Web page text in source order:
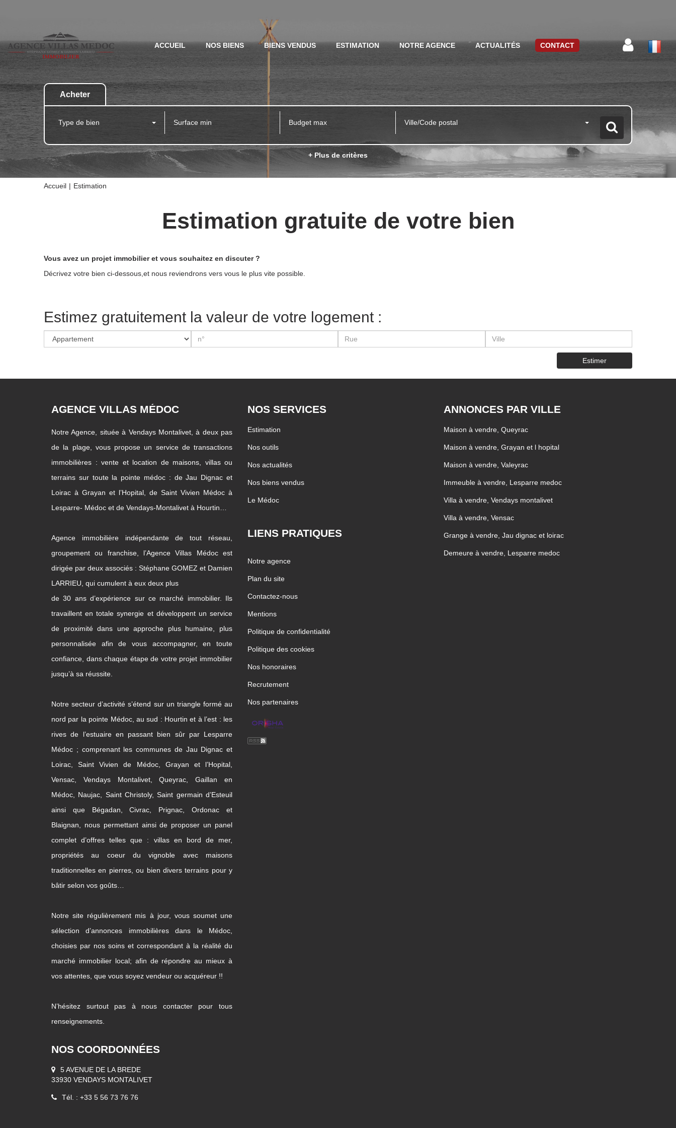
ACCUEIL NOS BIENS BIENS VENDUS ESTIMATION NOTRE AGENCE ACTUALITÉS CONTACT
Acheter
Type de bien Ville/Code postal
+ Plus de critères
Accueil Estimation
Estimation gratuite de votre bien
Vous avez un projet immobilier et vous souhaitez en discuter ?
Décrivez votre bien ci-dessous,et nous reviendrons vers vous le plus vite possible.
Estimez gratuitement la valeur de votre logement :
Estimer
AGENCE VILLAS MÉDOC
Notre Agence, située à Vendays Montalivet, à deux pas
de la plage, vous propose un service de transactions
immobilières : vente et location de maisons, villas ou
terrains sur toute la pointe médoc : de Jau Dignac et
Loirac à Grayan et l’Hopital, de Saint Vivien Médoc à
Lesparre- Médoc et de Vendays-Montalivet à Hourtin…
Agence immobilière indépendante de tout réseau,
groupement ou franchise, l’Agence Villas Médoc est
dirigée par deux associés : Stéphane GOMEZ et Damien
LARRIEU, qui cumulent à eux deux plus
de 30 ans d’expérience sur ce marché immobilier. Ils
travaillent en totale synergie et développent un service
de proximité dans une approche plus humaine, plus
personnalisée afin de vous accompagner, en toute
confiance, dans chaque étape de votre projet immobilier
jusqu’à sa réussite.
Notre secteur d’activité s’étend sur un triangle formé au
nord par la pointe Médoc, au sud : Hourtin et à l’est : les
rives de l’estuaire en passant bien sûr par Lesparre
Médoc ; comprenant les communes de Jau Dignac et
Loirac, Saint Vivien de Médoc, Grayan et l’Hopital,
Vensac, Vendays Montalivet, Queyrac, Gaillan en
Médoc, Naujac, Saint Christoly, Saint germain d’Esteuil
ainsi que Bégadan, Civrac, Prignac, Ordonac et
Blaignan, nous permettant ainsi de proposer un panel
complet d’offres telles que : villas en bord de mer,
propriétés au coeur du vignoble avec maisons
traditionnelles en pierres, ou bien divers terrains pour y
bâtir selon vos goûts…
Notre site régulièrement mis à jour, vous soumet une
sélection d’annonces immobilières dans le Médoc,
choisies par nos soins et correspondant à la réalité du
marché immobilier local; afin de répondre au mieux à
vos attentes, que vous soyez vendeur ou acquéreur !!
N’hésitez surtout pas à nous contacter pour tous
renseignements.
NOS COORDONNÉES
5 AVENUE DE LA BREDE
33930 VENDAYS MONTALIVET
Tél. : +33 5 56 73 76 76
NOS SERVICES
Estimation
Nos outils
Nos actualités
Nos biens vendus
Le Médoc
LIENS PRATIQUES
Notre agence
Plan du site
Contactez-nous
Mentions
Politique de confidentialité
Politique des cookies
Nos honoraires
Recrutement
Nos partenaires
ANNONCES PAR VILLE
Maison à vendre, Queyrac
Maison à vendre, Grayan et l hopital
Maison à vendre, Valeyrac
Immeuble à vendre, Lesparre medoc
Villa à vendre, Vendays montalivet
Villa à vendre, Vensac
Grange à vendre, Jau dignac et loirac
Demeure à vendre, Lesparre medoc